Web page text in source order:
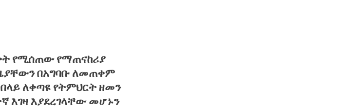
የሚሰጠው የማጠናከሪያ
በአግባቡ ለመጠቀም
ለቀጣዩ የትምህርት ዘመን
እገዛ እያደረገላቸው መሆኑን